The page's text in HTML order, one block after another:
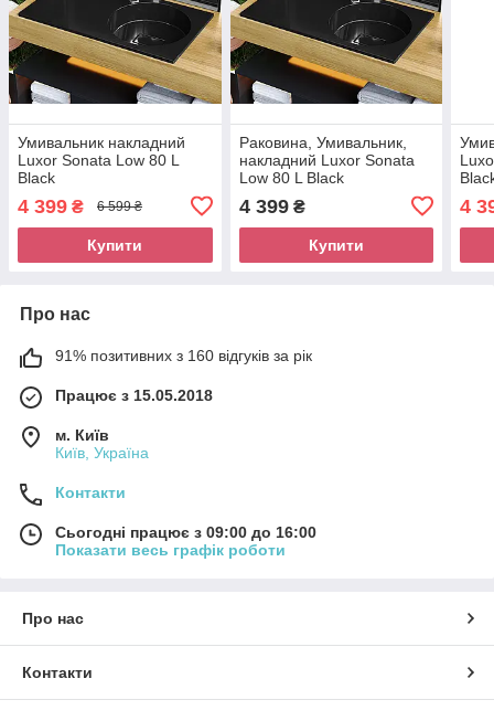
Умивальник накладний
Luxor Sonata Low 80 L
Black
4 399 ₴ 6 599 ₴
Купити
Раковина, Умивальник,
накладний Luxor Sonata
Low 80 L Black
4 399₴
Купити
4
Про нас
91% позитивних з 160 відгуків за рік
Працює з 15.05.2018
м. Київ
Київ, Україна
Контакти
Сьогодні працює з 09:00 до 16:00
Показати весь графік роботи
Про нас
Контакти